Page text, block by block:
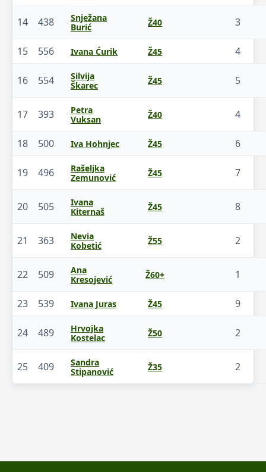
14 438
Snježana
Burić
Ž40 3
15 556 Ivana Ćurik Ž45 4
16 554
Silvija
Škarec
Ž45 5
17 393
Petra
Vuksan
Ž40 4
18 500 Iva Hohnjec Ž45 6
19 496
Rašeljka
Zemunović
Ž45 7
20 505
Ivana
Kiternaš
Ž45 8
21 363
Nevia
Kobetić
Ž55 2
22 509
Ana
Kresojević
Ž60+ 1
23 539 Ivana Juras Ž45 9
24 489
Hrvojka
Kostelac
Ž50 2
25 409
Sandra
Stipanović
Ž35 2